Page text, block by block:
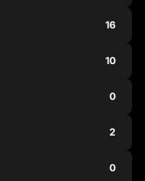
16
10
0
2
0